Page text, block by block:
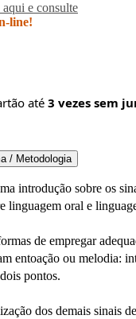
e consulte
line!
até 3 vezes sem
/ Metodologia
introdução sobre os
linguagem oral e
de empregar
entoação ou melodia:
pontos.
dos demais sinais